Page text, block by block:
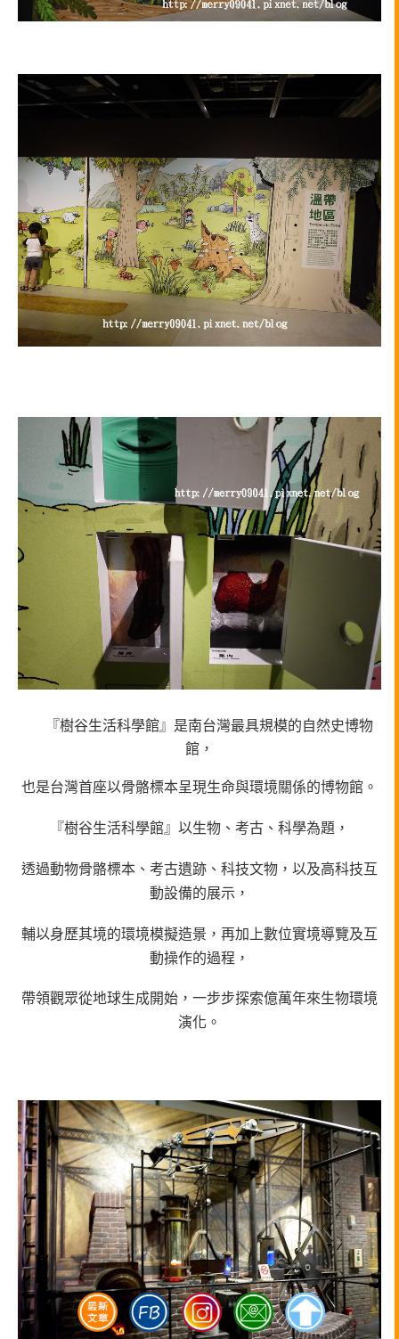
『樹谷生活科學館』是南台灣最具規模的自然史博物
館，
也是台灣首座以骨骼標本呈現生命與環境關係的博物館。
『樹谷生活科學館』以生物、考古、科學為題，
透過動物骨骼標本、考古遺跡、科技文物，以及高科技互
動設備的展示，
輔以身歷其境的環境模擬造景，再加上數位實境導覽及互
動操作的過程，
帶領觀眾從地球生成開始，一步步探索億萬年來生物環境
演化。